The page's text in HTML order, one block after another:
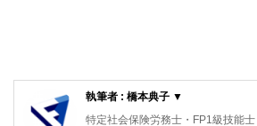
執筆者 : 橋本典子 ▼
特定社会保険労務士・FP1級技能士